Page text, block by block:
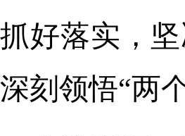
抓好落实，
深刻领悟“两